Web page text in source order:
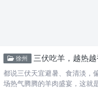
徐州 三伏吃羊，越热
都说三伏天宜避暑、食清淡，
场热气腾腾的羊肉盛宴，这就